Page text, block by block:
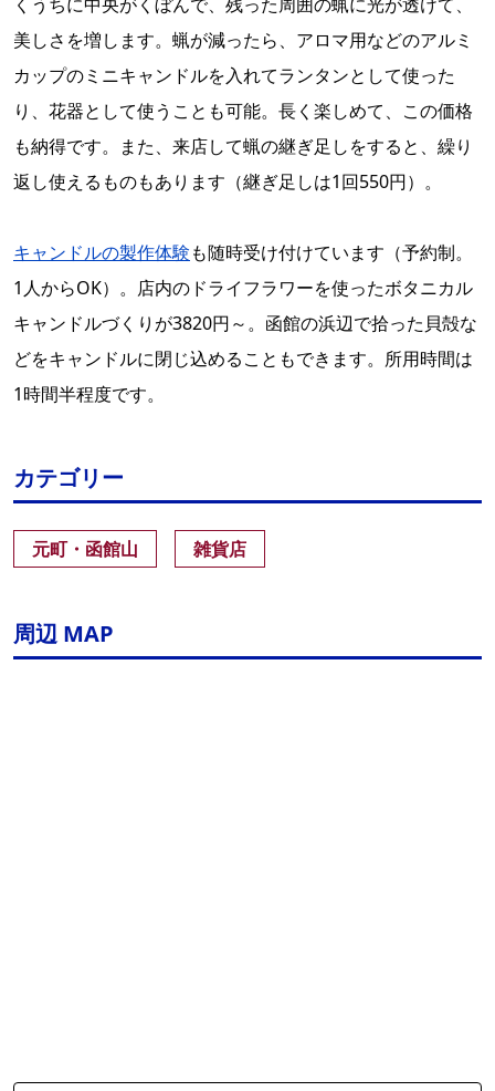
美しさを増します。蝋が減ったら、アロマ用などのアルミ
カップのミニキャンドルを入れてランタンとして使った
り、花器として使うことも可能。長く楽しめて、この価格
も納得です。また、来店して蝋の継ぎ足しをすると、繰り
返し使えるものもあります（継ぎ足しは1回550円）。
キャンドルの製作体験も随時受け付けています（予約制。
1人からOK）。店内のドライフラワーを使ったボタニカル
キャンドルづくりが3820円～。函館の浜辺で拾った貝殻な
どをキャンドルに閉じ込めることもできます。所用時間は
1時間半程度です。
カテゴリー
元町・函館山 雑貨店
周辺 MAP